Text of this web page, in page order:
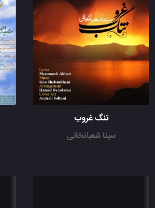
تنگ غروب
سینا شعبانخانی